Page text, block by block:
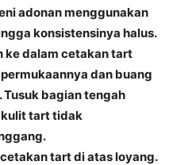
adonan menggunakan
konsistensinya halus.
ke dalam cetakan tart
dan buang
bagian tengah
kulit tart tidak
cetakan tart di atas loyang.